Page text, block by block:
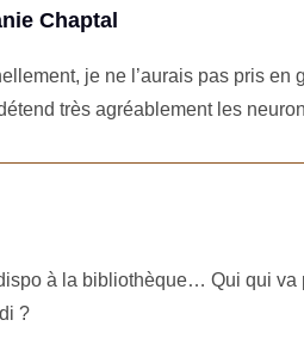
Chaptal
je ne l’aurais pas pris en
très agréablement les
à la bibliothèque… Qui qui va
?